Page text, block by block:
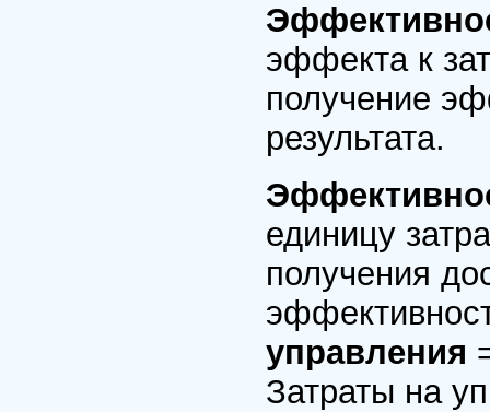
эффекта к
получение
результата.
единицу
получения
управления
Затраты на